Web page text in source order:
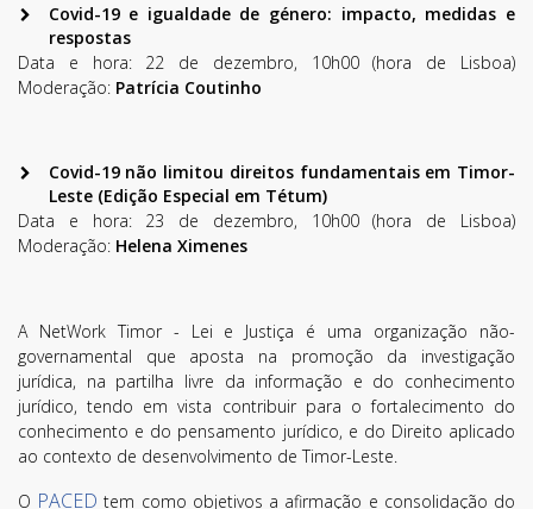
Covid-19 e igualdade de género: impacto, medidas e
respostas
Data e hora: 22 de dezembro, 10h00 (hora de Lisboa)
Moderação: Patrícia Coutinho
Covid-19 não limitou direitos fundamentais em Timor-
Leste (Edição Especial em Tétum)
Data e hora: 23 de dezembro, 10h00 (hora de Lisboa)
Moderação: Helena Ximenes
A NetWork Timor - Lei e Justiça é uma organização não-
governamental que aposta na promoção da investigação
jurídica, na partilha livre da informação e do conhecimento
jurídico, tendo em vista contribuir para o fortalecimento do
conhecimento e do pensamento jurídico, e do Direito aplicado
ao contexto de desenvolvimento de Timor-Leste.
O PACED tem como objetivos a afirmação e consolidação do
Subscreva a nossa
Newsletter!
Fique sempre a par de todas as novidades!